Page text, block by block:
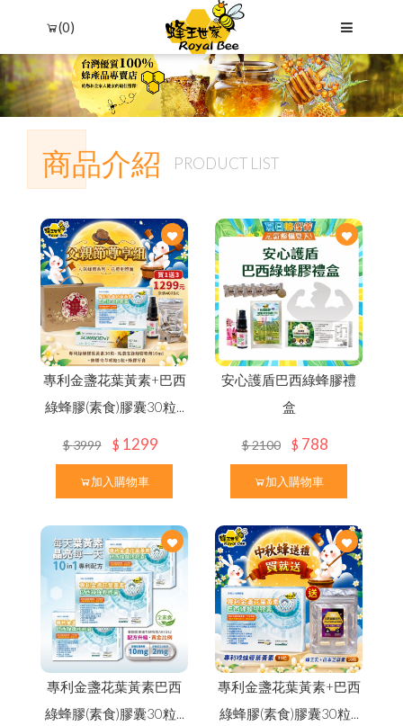
(0)
商品介紹
本
月
優
惠
｜
中
秋
蜂
送
禮
⚡
限
時
優
惠
開
跑
✦
活
動
至
9
/
3
最新優惠
問與答聯絡我們其他說明
English
日文한국어
商品介紹 PRODUCT LIST
專利金盞花葉黃素+巴西
綠蜂膠(素食)膠囊30粒...
$3999 $ 1299
加入購物車
安心護盾巴西綠蜂膠禮
盒
$2100 $ 788
加入購物車
專利金盞花葉黃素巴西
綠蜂膠(素食)膠囊30粒...
專利金盞花葉黃素+巴西
綠蜂膠(素食)膠囊30粒...